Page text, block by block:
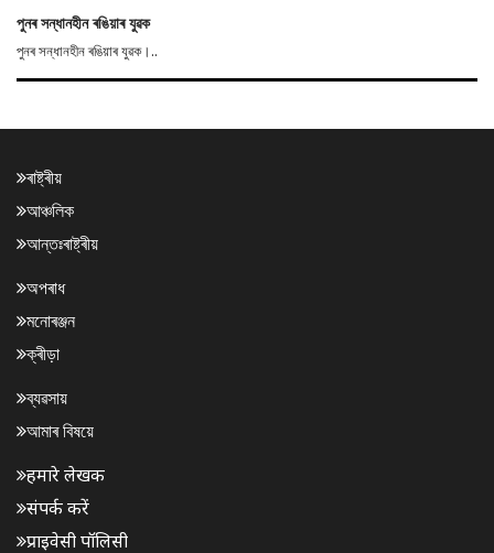
পুনৰ সন্ধানহীন ৰঙিয়াৰ যুৱক
পুনৰ সন্ধানহীন ৰঙিয়াৰ যুৱক।..
ৰাষ্ট্ৰীয়
আঞ্চলিক
আন্তঃৰাষ্ট্ৰীয়
অপৰাধ
মনোৰঞ্জন
ক্ৰীড়া
ব্যৱসায়
আমাৰ বিষয়ে
हमारे लेखक
संपर्क करें
प्राइवेसी पॉलिसी